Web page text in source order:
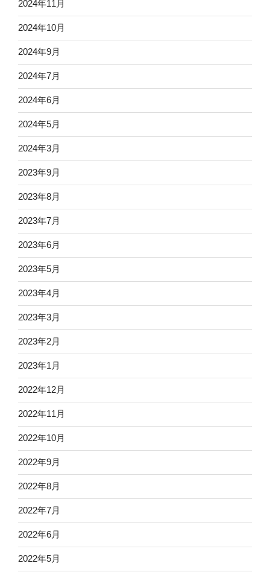
2024年11月
2024年10月
2024年9月
2024年7月
2024年6月
2024年5月
2024年3月
2023年9月
2023年8月
2023年7月
2023年6月
2023年5月
2023年4月
2023年3月
2023年2月
2023年1月
2022年12月
2022年11月
2022年10月
2022年9月
2022年8月
2022年7月
2022年6月
2022年5月